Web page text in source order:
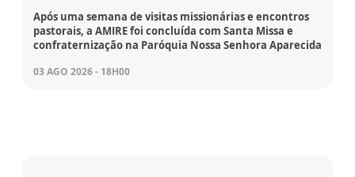
Após uma semana de visitas missionárias e encontros
pastorais, a AMIRE foi concluída com Santa Missa e
confraternização na Paróquia Nossa Senhora Aparecida
03 AGO 2026 - 18H00